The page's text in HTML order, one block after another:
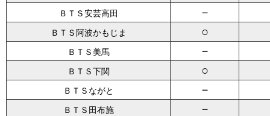
ＢＴＳ安芸高田 －
ＢＴＳ阿波かもじま ○
ＢＴＳ美馬 －
ＢＴＳ下関 ○
ＢＴＳながと －
ＢＴＳ田布施 －